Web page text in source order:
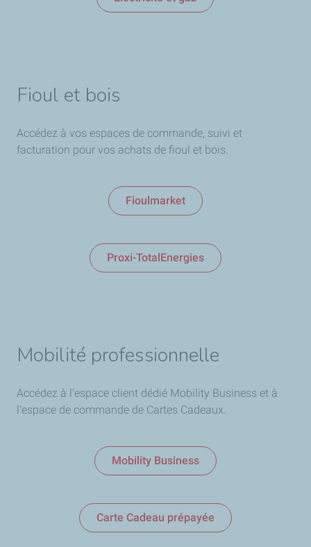
Fioul et bois
Accédez à vos espaces de commande, suivi et
facturation pour vos achats de fioul et bois.
Fioulmarket
Proxi-TotalEnergies
Mobilité professionnelle
Accédez à l'espace client dédié Mobility Business et à
l'espace de commande de Cartes Cadeaux.
Mobility Business
Carte Cadeau prépayée